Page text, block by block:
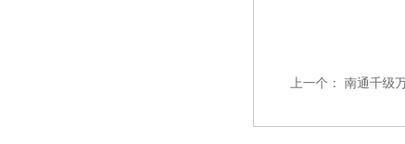
上一个： 南通千级